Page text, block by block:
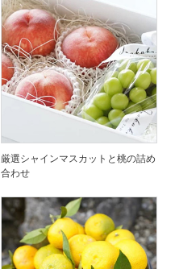
厳選シャインマスカットと桃の詰め
合わせ